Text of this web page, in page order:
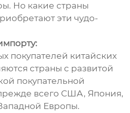
Но какие страны
эти чудо-
покупателей китайских
страны с развитой
покупательной
всего США, Япония,
Европы.